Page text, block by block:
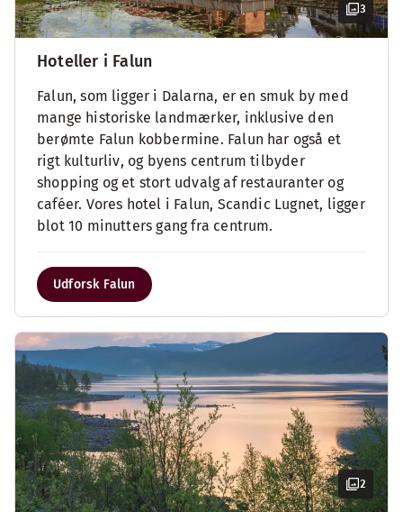
3
Hoteller i Falun
Falun, som ligger i Dalarna, er en smuk by med
mange historiske landmærker, inklusive den
berømte Falun kobbermine. Falun har også et
rigt kulturliv, og byens centrum tilbyder
shopping og et stort udvalg af restauranter og
caféer. Vores hotel i Falun, Scandic Lugnet, ligger
blot 10 minutters gang fra centrum.
Udforsk Falun
2